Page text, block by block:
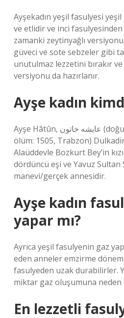
Ayşekadın yeşil fasulyesi
ve etlidir ve inci
zamanki zeytinyağlı
güveci ve sote sebzeler gibi
unutulmaz lezzetini bırakır
versiyonu da hazırlanır.
Ayşe kadın
Ayşe Hâtûn, عایشه خاتون (doğum: 1453, Elbistan –
ölüm: 1505, Trabzon)
Alaüddevle Bozkurt Bey’in
dördüncü eşi ve Yavuz Sultan
manevi/gerçek annesidir.
Ayşe kadın
yapar mı?
Ayrıca yeşil fasulyenin gaz
eden anneler emzirme
fasulyeden uzak durabilirler.
miktar gaz oluşumuna neden
En lezzetli